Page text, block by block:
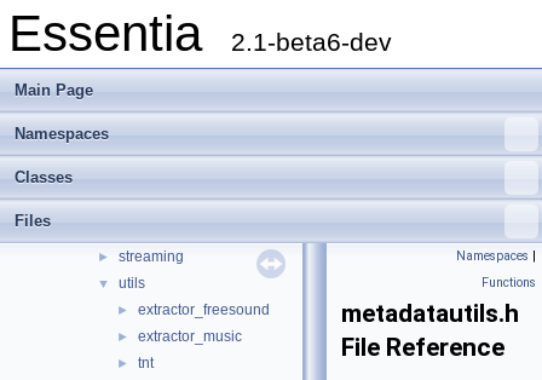
Essentia 2.1-beta6-dev
Main Page
Namespaces
Classes
Files
► Essentia Doxygen Documentation
► Namespaces
► Classes
▼ Files
▼
▼ essentia
► streaming
▼ utils
► extractor_freesound
► extractor_music
► tnt
Namespaces |
Functions
metadatautils.h
File Reference